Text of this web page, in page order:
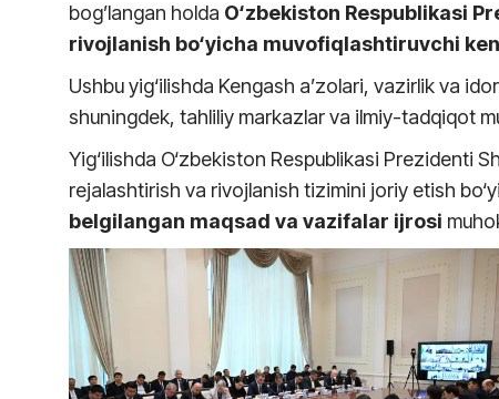
bog’langan holda O‘zbekiston Respublikasi
rivojlanish bo‘yicha muvofiqlashtiruvchi
Ushbu yig‘ilishda Kengash a’zolari, vazirlik va
shuningdek, tahliliy markazlar va ilmiy-tadqiqot
Yig‘ilishda O‘zbekiston Respublikasi Prezidenti
rejalashtirish va rivojlanish tizimini joriy etish
belgilangan maqsad va vazifalar ijrosi